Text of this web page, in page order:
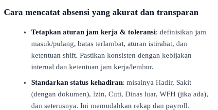
Cara mencatat absensi yang akurat dan transparan
Tetapkan aturan jam kerja & toleransi: definisikan jam
masuk/pulang, batas terlambat, aturan istirahat, dan
ketentuan shift. Pastikan konsisten dengan kebijakan
internal dan ketentuan jam kerja/lembur.
Standarkan status kehadiran: misalnya Hadir, Sakit
(dengan dokumen), Izin, Cuti, Dinas luar, WFH (jika ada),
dan seterusnya. Ini memudahkan rekap dan payroll.